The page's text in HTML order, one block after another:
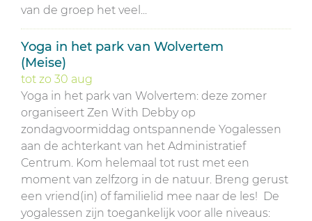
van de groep het veel...
Yoga in het park van Wolvertem
(Meise)
tot zo 30 aug
Yoga in het park van Wolvertem: deze zomer
organiseert Zen With Debby op
zondagvoormiddag ontspannende Yogalessen
aan de achterkant van het Administratief
Centrum. Kom helemaal tot rust met een
moment van zelfzorg in de natuur. Breng gerust
een vriend(in) of familielid mee naar de les! De
yogalessen zijn toegankelijk voor alle niveaus: